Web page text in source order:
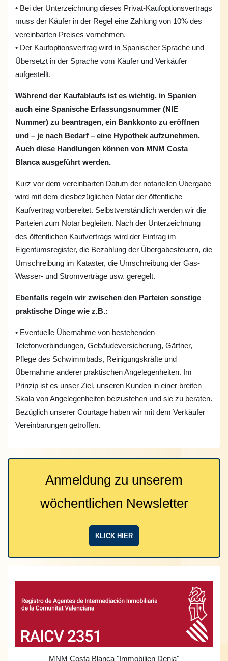
• Bei der Unterzeichnung dieses Privat-Kaufoptionsvertrags
muss der Käufer in der Regel eine Zahlung von 10% des
vereinbarten Preises vornehmen.
• Der Kaufoptionsvertrag wird in Spanischer Sprache und
Übersetzt in der Sprache vom Käufer und Verkäufer
aufgestellt.
Während der Kaufablaufs ist es wichtig, in Spanien
auch eine Spanische Erfassungsnummer (NIE
Nummer) zu beantragen, ein Bankkonto zu eröffnen
und – je nach Bedarf – eine Hypothek aufzunehmen.
Auch diese Handlungen können von MNM Costa
Blanca ausgeführt werden.
Kurz vor dem vereinbarten Datum der notariellen Übergabe
wird mit dem diesbezüglichen Notar der öffentliche
Kaufvertrag vorbereitet. Selbstverständlich werden wir die
Parteien zum Notar begleiten. Nach der Unterzeichnung
des öffentlichen Kaufvertrags wird der Eintrag im
Eigentumsregister, die Bezahlung der Übergabesteuern, die
Umschreibung im Kataster, die Umschreibung der Gas-
Wasser- und Stromverträge usw. geregelt.
Ebenfalls regeln wir zwischen den Parteien sonstige
praktische Dinge wie z.B.:
• Eventuelle Übernahme von bestehenden
Telefonverbindungen, Gebäudeversicherung, Gärtner,
Pflege des Schwimmbads, Reinigungskräfte und
Übernahme anderer praktischen Angelegenheiten. Im
Prinzip ist es unser Ziel, unseren Kunden in einer breiten
Skala von Angelegenheiten beizustehen und sie zu beraten.
Bezüglich unserer Courtage haben wir mit dem Verkäufer
Vereinbarungen getroffen.
Anmeldung zu unserem
wöchentlichen Newsletter
KLICK HIER
MNM Costa Blanca "Immobilien Denia"